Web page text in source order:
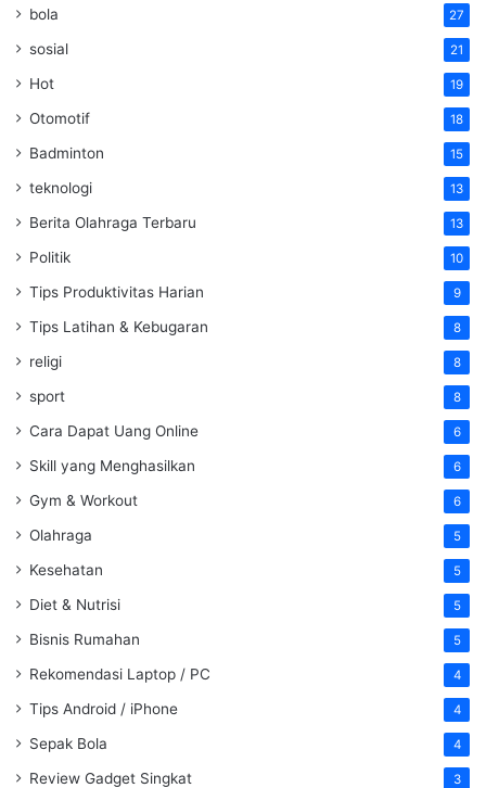
bola 27
sosial 21
Hot 19
Otomotif 18
Badminton 15
teknologi 13
Berita Olahraga Terbaru 13
Politik 10
Tips Produktivitas Harian 9
Tips Latihan & Kebugaran 8
religi 8
sport 8
Cara Dapat Uang Online 6
Skill yang Menghasilkan 6
Gym & Workout 6
Olahraga 5
Kesehatan 5
Diet & Nutrisi 5
Bisnis Rumahan 5
Rekomendasi Laptop / PC 4
Tips Android / iPhone 4
Sepak Bola 4
Review Gadget Singkat 3